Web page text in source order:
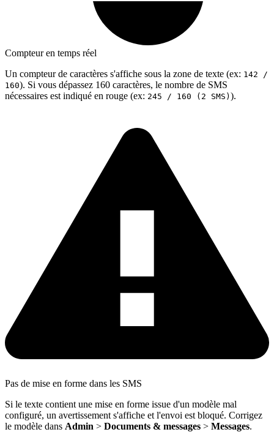
Compteur en temps réel
Un compteur de caractères s'affiche sous la zone de texte (ex: 142 /
160). Si vous dépassez 160 caractères, le nombre de SMS
nécessaires est indiqué en rouge (ex: 245 / 160 (2 SMS) ).
Pas de mise en forme dans les SMS
Si le texte contient une mise en forme issue d'un modèle mal
configuré, un avertissement s'affiche et l'envoi est bloqué. Corrigez
le modèle dans Admin > Documents & messages > Messages.